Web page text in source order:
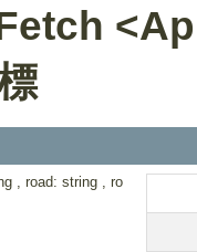
, road: string , ro